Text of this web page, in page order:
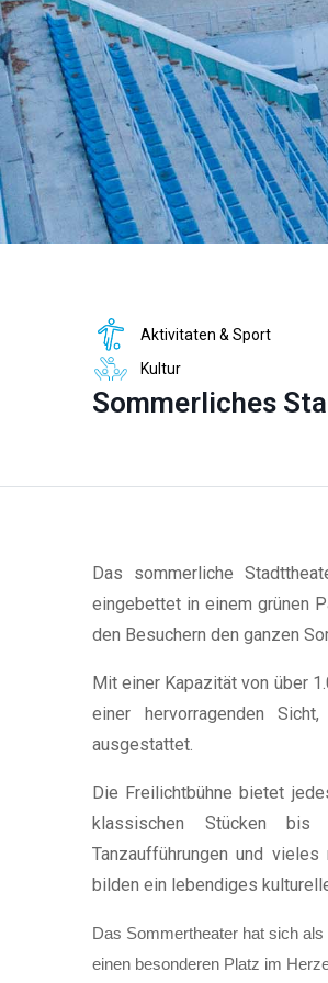
Aktivitaten & Sport
Kultur
Sommerliches
Das sommerliche
eingebettet in einem grünen
den Besuchern den ganzen
Mit einer Kapazität von über
einer hervorragenden
ausgestattet.
Die Freilichtbühne bietet
klassischen Stücken bis
Tanzaufführungen und
bilden ein lebendiges
Das Sommertheater hat sich
einen besonderen Platz im